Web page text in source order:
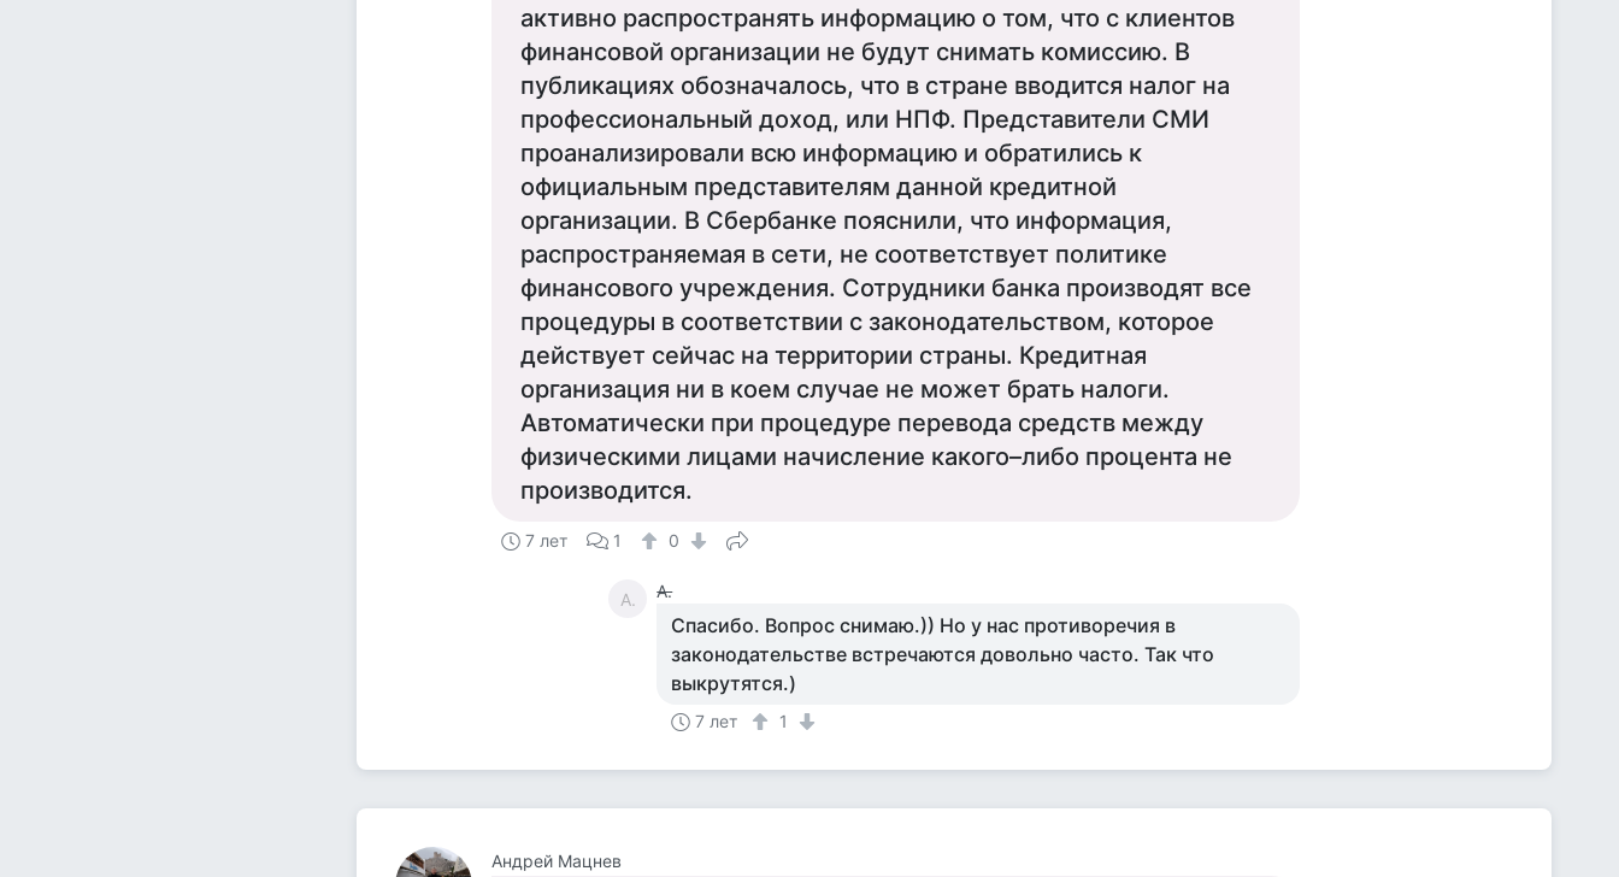
активно распространять информацию о том, что с клиентов
финансовой организации не будут снимать комиссию. В
публикациях обозначалось, что в стране вводится налог на
профессиональный доход, или НПФ. Представители СМИ
проанализировали всю информацию и обратились к
официальным представителям данной кредитной
организации. В Сбербанке пояснили, что информация,
распространяемая в сети, не соответствует политике
финансового учреждения. Сотрудники банка производят все
процедуры в соответствии с законодательством, которое
действует сейчас на территории страны. Кредитная
организация ни в коем случае не может брать налоги.
Автоматически при процедуре перевода средств между
физическими лицами начисление какого–либо процента не
производится.
7 лет 1 0
А. А.
Спасибо. Вопрос снимаю.)) Но у нас противоречия в
законодательстве встречаются довольно часто. Так что
выкрутятся.)
7 лет 1
Андрей Мацнев